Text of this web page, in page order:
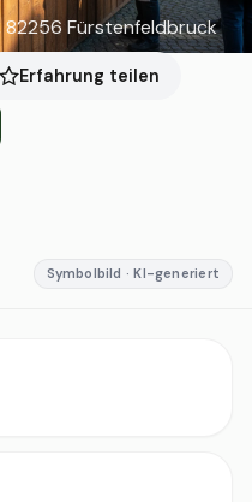
Fürstenfeldbruck
Erfahrung teilen
Symbolbild · KI-generiert